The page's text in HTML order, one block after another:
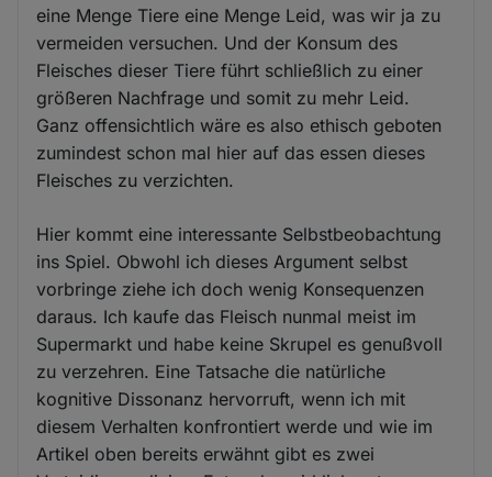
eine Menge Tiere eine Menge Leid, was wir ja zu
vermeiden versuchen. Und der Konsum des
Fleisches dieser Tiere führt schließlich zu einer
größeren Nachfrage und somit zu mehr Leid.
Ganz offensichtlich wäre es also ethisch geboten
zumindest schon mal hier auf das essen dieses
Fleisches zu verzichten.
Hier kommt eine interessante Selbstbeobachtung
ins Spiel. Obwohl ich dieses Argument selbst
vorbringe ziehe ich doch wenig Konsequenzen
daraus. Ich kaufe das Fleisch nunmal meist im
Supermarkt und habe keine Skrupel es genußvoll
zu verzehren. Eine Tatsache die natürliche
kognitive Dissonanz hervorruft, wenn ich mit
diesem Verhalten konfrontiert werde und wie im
Artikel oben bereits erwähnt gibt es zwei